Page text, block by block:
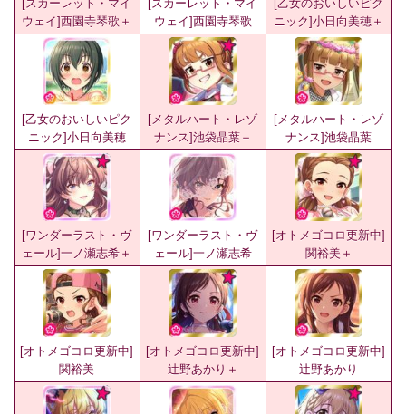
[スカーレット・マイ
ウェイ]西園寺琴歌＋
[スカーレット・マイ
ウェイ]西園寺琴歌
[乙女のおいしいピク
ニック]小日向美穂＋
[乙女のおいしいピク
ニック]小日向美穂
[メタルハート・レゾ
ナンス]池袋晶葉＋
[メタルハート・レゾ
ナンス]池袋晶葉
[ワンダーラスト・ヴ
ェール]一ノ瀬志希＋
[ワンダーラスト・ヴ
ェール]一ノ瀬志希
[オトメゴコロ更新中]
関裕美＋
[オトメゴコロ更新中]
関裕美
[オトメゴコロ更新中]
辻野あかり＋
[オトメゴコロ更新中]
辻野あかり